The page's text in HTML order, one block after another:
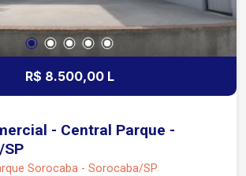
R$ 8.500,00 L
- Central Parque -
Sorocaba - Sorocaba/SP